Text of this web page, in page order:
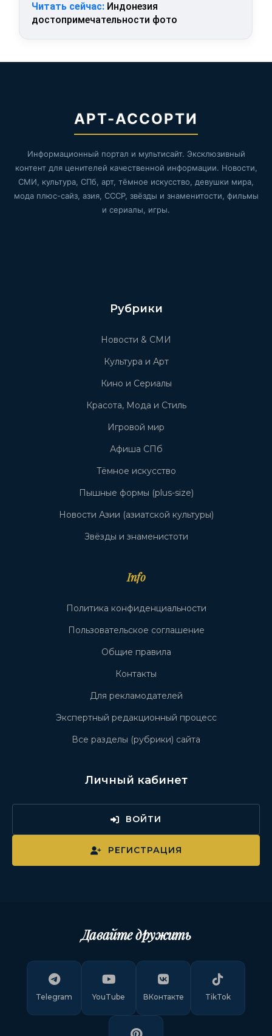
Читать сейчас: Индонезия
достопримечательности фото
АРТ-АССОРТИ
Информационный портал и мультисайт. Эксклюзивный
контент для ценителей качественной информации. Новости,
СМИ, культура, СПб, арт, тёмное искусство, девушки мира,
мода плюс-сайз, азия, СССР, звёзды и знаменитости, фильмы
и сериалы, игры.
Рубрики
Новости & СМИ
Культура и Арт
Кино и Сериалы
Красота, Мода и Стиль
Игровой мир
Афиша СПб
Тёмное искусство
Пышные формы (plus-size)
Новости Азии (азиатской культуры)
Звёзды и знаменистоти
Info
Политика конфиденциальности
Пользовательское соглашение
Общие правила
Контакты
Для рекламодателей
Экспертный редакционный процесс
Все разделы (рубрики) сайта
Личный кабинет
ВОЙТИ
РЕГИСТРАЦИЯ
Давайте дружить
Telegram YouTube ВКонтакте TikTok